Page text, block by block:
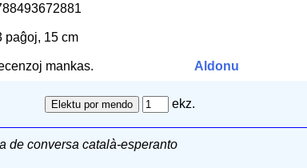
paĝoj, 15 cm
mankas. Aldonu
ekz.
de conversa català-esperanto